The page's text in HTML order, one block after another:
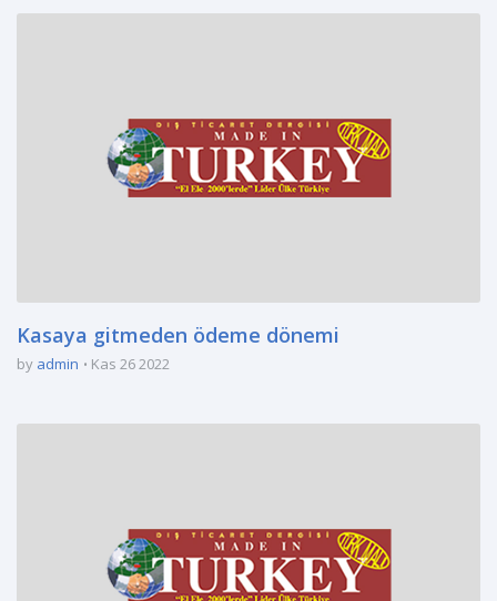
Kasaya gitmeden ödeme dönemi
by admin Kas 26 2022